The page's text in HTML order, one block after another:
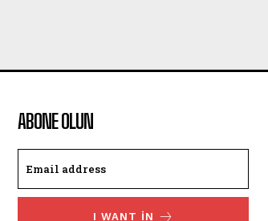
ABONE OLUN
I WANT IN